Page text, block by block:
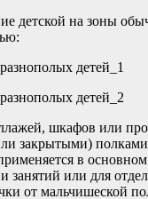
детской на зоны
шкафов или
закрытыми)
в
занятий или для
от мальчишеской